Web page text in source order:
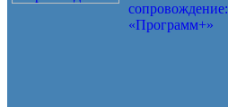
сопровождение:
«Программ+»